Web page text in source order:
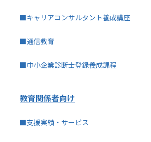
■キャリアコンサルタント養成講座
■通信教育
■中小企業診断士登録養成課程
教育関係者向け
■支援実績・サービス